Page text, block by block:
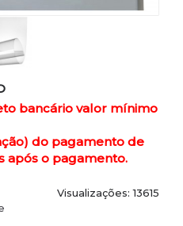
bancário valor mínimo
do pagamento de
após o pagamento.
Visualizações: 13615